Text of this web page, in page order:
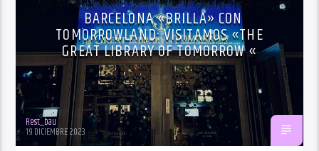
BARCELONA «BRILLA» CON
TOMORROWLAND: VISITAMOS «THE
GREAT LIBRARY OF TOMORROW «
Rest_bau
19 DICIEMBRE 2023